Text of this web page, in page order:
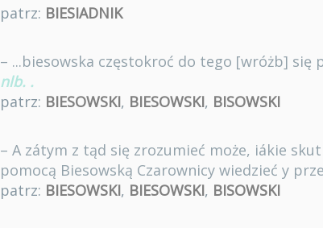
patrz: BIESIADNIK
– ...biesowska częstokroć do tego [wróżb] się
nlb. .
patrz: BIESOWSKI, BIESOWSKI, BISOWSKI
– A zátym z tąd się zrozumieć może, iákie
pomocą Biesowską Czarownicy wiedzieć y
patrz: BIESOWSKI, BIESOWSKI, BISOWSKI